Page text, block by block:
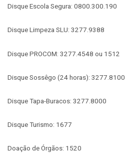
Disque Escola Segura: 0800.300.190
Disque Limpeza SLU: 3277.9388
Disque PROCOM: 3277.4548 ou 1512
Disque Sossêgo (24 horas): 3277.8100
Disque Tapa-Buracos: 3277.8000
Disque Turismo: 1677
Doação de Órgãos: 1520